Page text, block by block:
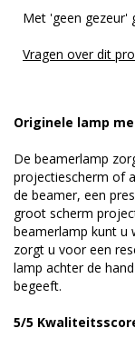
Met 'geen gezeur'
Vragen over dit
Originele lamp
De beamerlamp
projectiescherm of
de beamer, een
groot scherm
beamerlamp kunt u
zorgt u voor een
lamp achter de
begeeft.
5/5